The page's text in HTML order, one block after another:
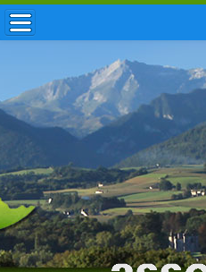
ACCUEIL / INFOS
MUNICIPALITÉ
VIE LOCALE
ENFANCE
TOURISME
HISTOIRE